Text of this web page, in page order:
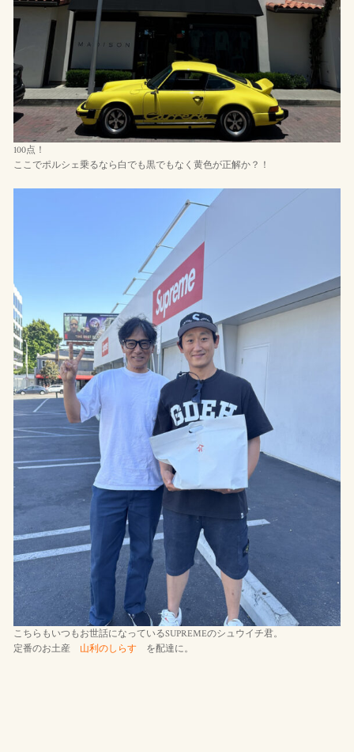
100点！
ここでポルシェ乗るなら白でも黒でもなく黄色が正解か？！
こちらもいつもお世話になっているSUPREMEのシュウイチ君。
定番のお土産 山利のしらすを配達に。